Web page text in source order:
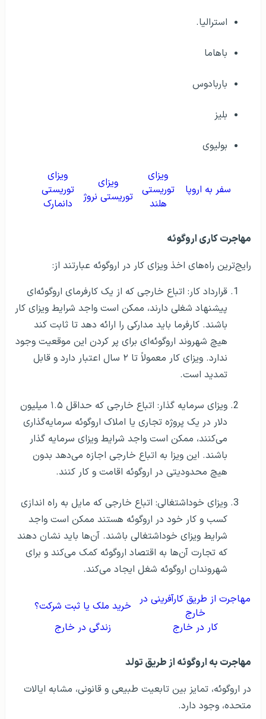
استرالیا.
باهاما
باربادوس
بلیز
بولیوی
سفر به اروپا
ویزای
توریستی
هلند
ویزای
توریستی نروژ
ویزای
توریستی
دانمارک
مهاجرت کاری اروگوئه
رایج‌ترین راه‌های اخذ ویزای کار در اروگوئه عبارتند از:
قرارداد کار: اتباع خارجی که از یک کارفرمای اروگوئه‌ای
پیشنهاد شغلی دارند، ممکن است واجد شرایط ویزای کار
باشند. کارفرما باید مدارکی را ارائه دهد تا ثابت کند
هیچ شهروند اروگوئه‌ای برای پر کردن این موقعیت وجود
ندارد. ویزای کار معمولاً تا ۲ سال اعتبار دارد و قابل
تمدید است.
ویزای سرمایه گذار: اتباع خارجی که حداقل ۱.۵ میلیون
دلار در یک پروژه تجاری یا املاک اروگوئه سرمایه‌گذاری
می‌کنند، ممکن است واجد شرایط ویزای سرمایه گذار
باشند. این ویزا به اتباع خارجی اجازه می‌دهد بدون
هیچ محدودیتی در اروگوئه اقامت و کار کنند.
ویزای خوداشتغالی: اتباع خارجی که مایل به راه اندازی
کسب و کار خود در اروگوئه هستند ممکن است واجد
شرایط ویزای خوداشتغالی باشند. آن‌ها باید نشان دهند
که تجارت آن‌ها به اقتصاد اروگوئه کمک می‌کند و برای
شهروندان اروگوئه شغل ایجاد می‌کند.
مهاجرت از طریق کارآفرینی در
خارج
خرید ملک یا ثبت شرکت؟
کار در خارج
زندگی در خارج
مهاجرت به اروگوئه از طریق تولد
در اروگوئه، تمایز بین تابعیت طبیعی و قانونی، مشابه ایالات
متحده، وجود دارد.